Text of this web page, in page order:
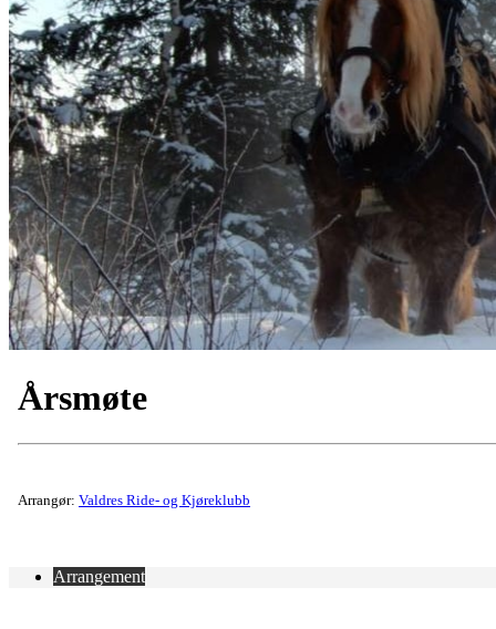
Årsmøte
Arrangør: Valdres Ride- og Kjøreklubb
Arrangement